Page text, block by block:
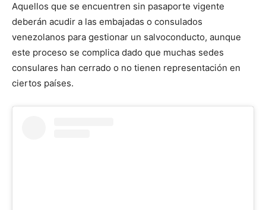
Aquellos que se encuentren sin pasaporte vigente
deberán acudir a las embajadas o consulados
venezolanos para gestionar un salvoconducto, aunque
este proceso se complica dado que muchas sedes
consulares han cerrado o no tienen representación en
ciertos países.